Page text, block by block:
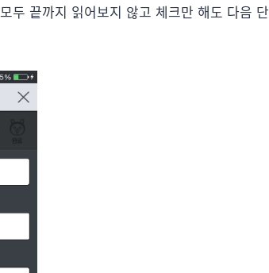
두 끝까지 읽어보지 않고 체크만 해도 다음 단